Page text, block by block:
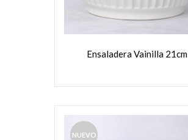
VER MÁS
Ensaladera Vainilla 21cm
NUEVO